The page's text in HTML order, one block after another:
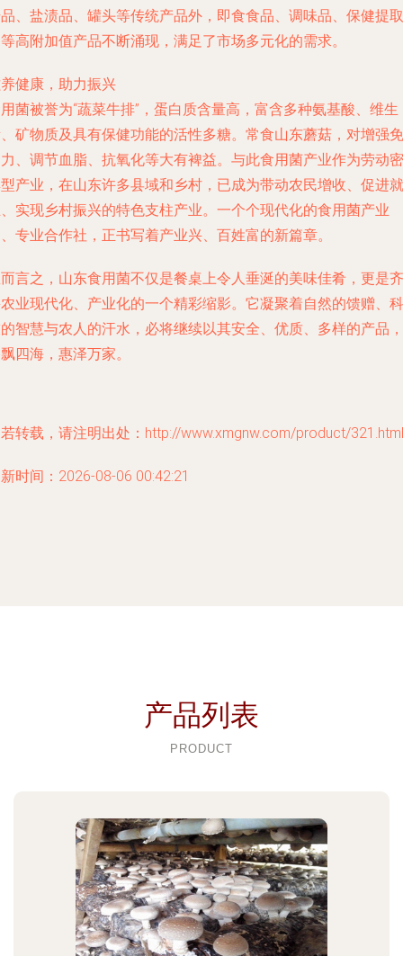
、盐渍品、罐头等传统产品外，即食食品、调味品、保健提取
高附加值产品不断涌现，满足了市场多元化的需求。
健康，助力振兴
菌被誉为“蔬菜牛排”，蛋白质含量高，富含多种氨基酸、维生
矿物质及具有保健功能的活性多糖。常食山东蘑菇，对增强免
、调节血脂、抗氧化等大有裨益。与此食用菌产业作为劳动密
产业，在山东许多县域和乡村，已成为带动农民增收、促进就
实现乡村振兴的特色支柱产业。一个个现代化的食用菌产业
专业合作社，正书写着产业兴、百姓富的新篇章。
言之，山东食用菌不仅是餐桌上令人垂涎的美味佳肴，更是齐
业现代化、产业化的一个精彩缩影。它凝聚着自然的馈赠、科
智慧与农人的汗水，必将继续以其安全、优质、多样的产品，
四海，惠泽万家。
转载，请注明出处：http://www.xmgnw.com/product/321.html
时间：2026-08-06 00:42:21
产品列表
PRODUCT